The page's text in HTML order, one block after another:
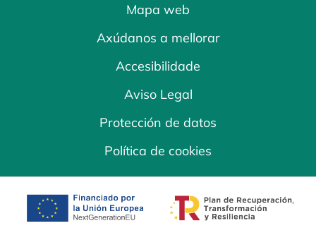
Mapa web
Axúdanos a mellorar
Accesibilidade
Aviso Legal
Protección de datos
Política de cookies
opens in a new tab opens in a new